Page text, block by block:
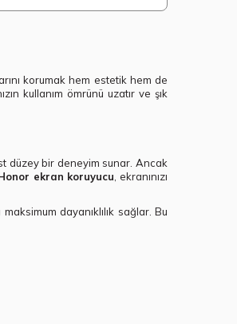
korumak hem estetik hem de
kullanım ömrünü uzatır ve şık
düzey bir deneyim sunar. Ancak
ekran koruyucu, ekranınızı
dayanıklılık sağlar. Bu